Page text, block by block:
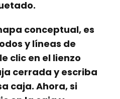
conceptual, es
y líneas de
clic en el lienzo
cerrada y escriba
caja. Ahora, si